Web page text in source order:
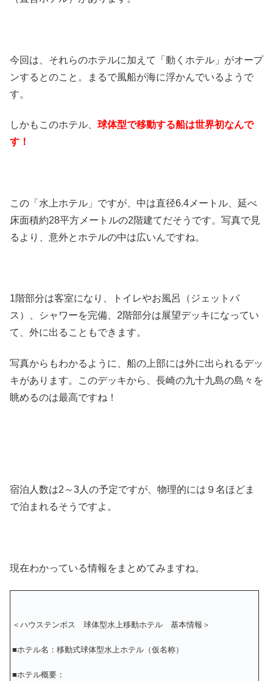
今回は、それらのホテルに加えて「動くホテル」がオープ
ンするとのこと。まるで風船が海に浮かんでいるようで
す。
しかもこのホテル、 球体型で移動する船は世界初なんで
す！
この「水上ホテル」ですが、中は直径6.4メートル、延べ
床面積約28平方メートルの2階建てだそうです。写真で見
るより、意外とホテルの中は広いんですね。
1階部分は客室になり、トイレやお風呂（ジェットバ
ス）、シャワーを完備、2階部分は展望デッキになってい
て、外に出ることもできます。
写真からもわかるように、船の上部には外に出られるデッ
キがあります。このデッキから、長崎の九十九島の島々を
眺めるのは最高ですね！
宿泊人数は2～3人の予定ですが、物理的には９名ほどま
で泊まれるそうですよ。
現在わかっている情報をまとめてみますね。
＜ハウステンボス 球体型水上移動ホテル 基本情報＞
■ホテル名：移動式球体型水上ホテル（仮名称）
■ホテル概要：